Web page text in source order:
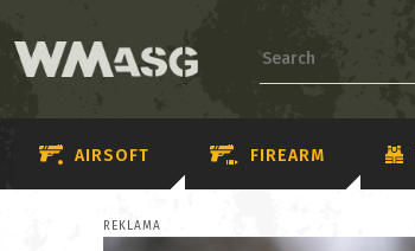
AIRSOFT FIREARM
REKLAMA